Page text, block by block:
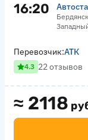
16:20
≈ 2118
Перевозчик:АТК
4.3 22 отзывов